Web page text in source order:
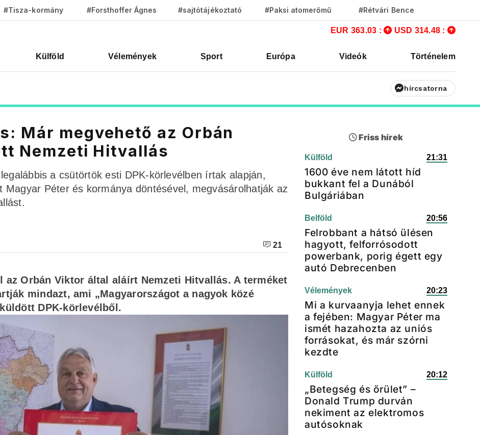
#Tisza-kormány #Forsthoffer Ágnes #sajtótájékoztató #Paksi atomerőmű #Rétvári Bence
EUR 363.03 : USD 314.48 :
Külföld Vélemények Sport Európa Videók Történelem
hírcsatorna
Már megvehető az Orbán
Nemzeti Hitvallás
a csütörtök esti DPK-körlevélben írtak alapján,
Péter és kormánya döntésével, megvásárolhatják az
21
az Orbán Viktor által aláírt Nemzeti Hitvallás. A terméket
mindazt, ami „Magyarországot a nagyok közé
DPK-körlevélből.
Friss hírek
Külföld 21:31
1600 éve nem látott híd
bukkant fel a Dunából
Bulgáriában
Belföld 20:56
Felrobbant a hátsó ülésen
hagyott, felforrósodott
powerbank, porig égett egy
autó Debrecenben
Vélemények 20:23
Mi a kurvaanyja lehet ennek
a fejében: Magyar Péter ma
ismét hazahozta az uniós
forrásokat, és már szórni
kezdte
Külföld 20:12
„Betegség és őrület” –
Donald Trump durván
nekiment az elektromos
autósoknak